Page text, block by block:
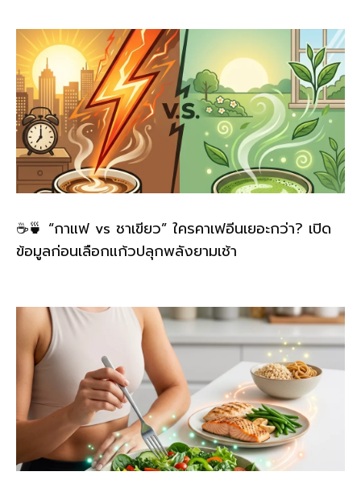
☕🍵 “กาแฟ vs ชาเขียว” ใครคาเฟอีนเยอะกว่า? เปิด
ข้อมูลก่อนเลือกแก้วปลุกพลังยามเช้า